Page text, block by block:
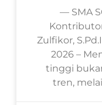
— SMA
Zulfikor,
2026 –
tinggi
tren,